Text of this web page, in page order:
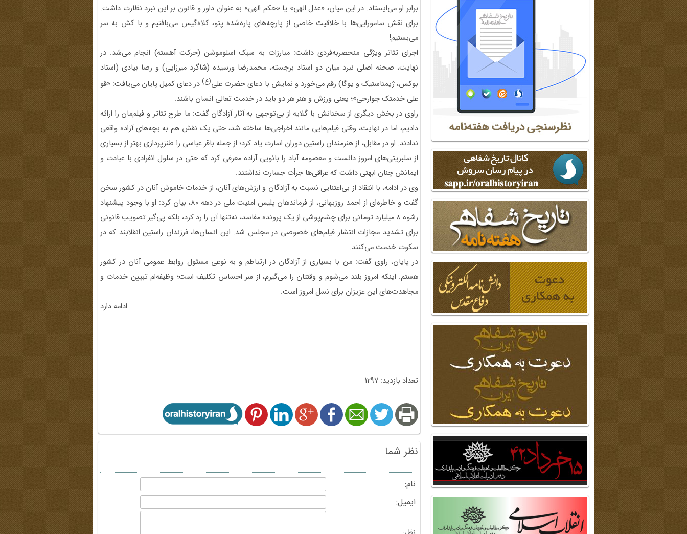
برابر او می‌ایستاد. در این میان، «عدل الهی» یا «حکم الهی» به ‌عنوان داور و قانون بر این نبرد نظارت داشت.
برای نقش سامورایی‌ها با خلاقیت خاصی از پارچه‌های پاره‌شده پتو، کلاه‌گیس می‌بافتیم و با کش به سر
می‌بستیم!
اجرای تئاتر ویژگی منحصربه‌فردی داشت: مبارزات به سبک اسلوموشن (حرکت آهسته) انجام می‌شد. در
نهایت، صحنه اصلی نبرد میان دو استاد برجسته، محمدرضا ورسیده (شاگرد میرزایی) و رضا بیادی (استاد
بوکس، ژیمناستیک و یوگا) رقم می‌خورد و نمایش با دعای حضرت علی(ع) در دعای کمیل پایان می‌یافت: «قو
علی خدمتک جوارحی»؛ یعنی ورزش و هنر هر دو باید در خدمت تعالی انسان باشند.
راوی در بخش دیگری از سخنانش با گلایه از بی‌توجهی به آثار آزادگان گفت: ما طرح تئاتر و فیلم‌مان را ارائه
دادیم، اما در نهایت، وقتی فیلم‌هایی مانند اخراجی‌ها ساخته شد، حتی یک نقش هم به بچه‌های آزاده واقعی
ندادند. او در مقابل، از هنرمندان راستین دوران اسارت یاد کرد؛ از جمله باقر عباسی را طنزپردازی بهتر از بسیاری
از سلبریتی‌های امروز دانست و معصومه آباد را بانویی آزاده معرفی کرد که حتی در سلول انفرادی با عبادت و
ایمانش چنان ابهتی داشت که عراقی‌ها جرأت جسارت نداشتند.
وی در ادامه، با انتقاد از بی‌اعتنایی نسبت به آزادگان و ارزش‌های آنان، از خدمات خاموش آنان در کشور سخن
گفت و خاطره‌ای از احمد روزبهانی، از فرماندهان پلیس امنیت ملی در دهه ۸۰، بیان کرد: او با وجود پیشنهاد
رشوه ۸ میلیارد تومانی برای چشم‌پوشی از یک پرونده مفاسد، نه‌تنها آن را رد کرد، بلکه پی‌گیر تصویب قانونی
برای تشدید مجازات انتشار فیلم‌های خصوصی در مجلس شد. این انسان‌ها، فرزندان راستین انقلابند که در
سکوت خدمت می‌کنند.
در پایان، راوی گفت: من با بسیاری از آزادگان در ارتباطم و به نوعی مسئول روابط عمومی آنان در کشور
هستم. اینکه امروز بلند می‌شوم و وقتتان را می‌گیرم، از سر احساس تکلیف است؛ وظیفه‌ام تبیین خدمات و
مجاهدت‌های این عزیزان برای نسل امروز است.
ادامه دارد
تعداد بازدید: 1297
نظر شما
نام:
ایمیل: